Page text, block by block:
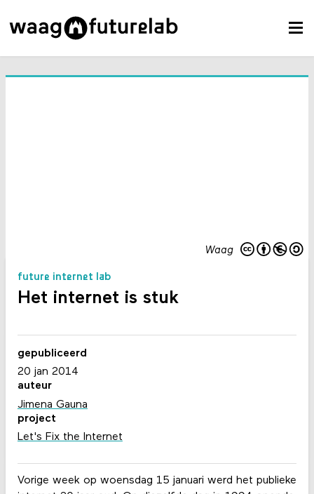
Waag
future internet lab
Het internet is stuk
Vorige week op woensdag 15 januari werd het publieke
gepubliceerd
20 jan 2014
auteur
Jimena Gauna
project
Let's Fix the Internet